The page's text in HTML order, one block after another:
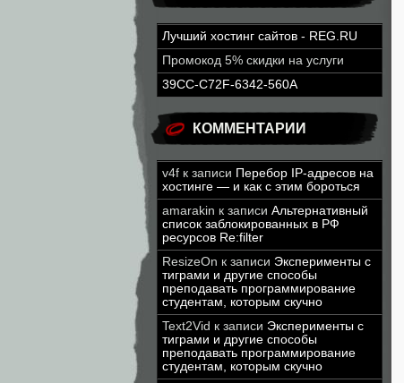
Лучший хостинг сайтов - REG.RU
Промокод 5% скидки на услуги
39CC-C72F-6342-560A
КОММЕНТАРИИ
v4f к записи Перебор IP-адресов на
хостинге — и как с этим бороться
amarakin к записи Альтернативный
список заблокированных в РФ
ресурсов Re:filter
ResizeOn к записи Эксперименты с
тиграми и другие способы
преподавать программирование
студентам, которым скучно
Text2Vid к записи Эксперименты с
тиграми и другие способы
преподавать программирование
студентам, которым скучно